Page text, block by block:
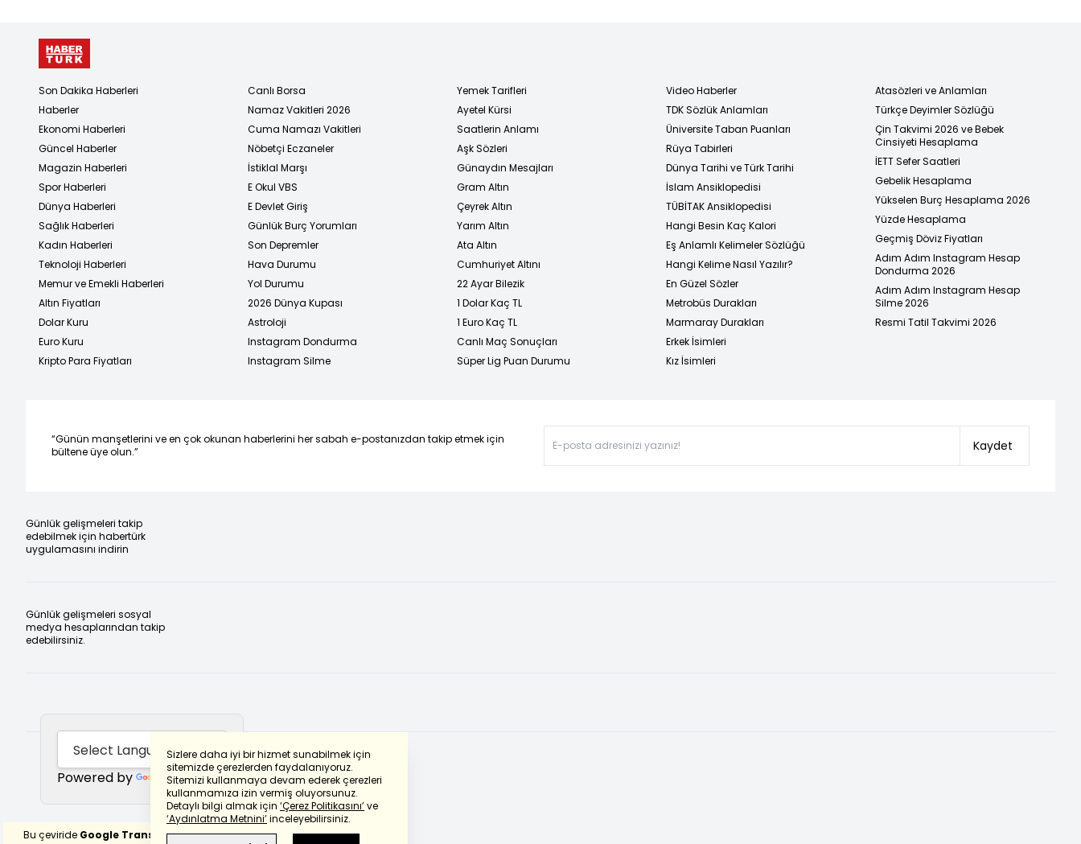
Sizlere daha iyi bir hizmet sunabilmek için
sitemizde çerezlerden faydalanıyoruz.
Sitemizi kullanmaya devam ederek çerezleri
kullanmamıza izin vermiş oluyorsunuz.
Detaylı bilgi almak için ‘Çerez Politikasını’ve
‘Aydınlatma Metnini’inceleyebilirsiniz.
Son Dakika Haberleri
Haberler
Ekonomi Haberleri
Güncel Haberler
Magazin Haberleri
Spor Haberleri
Dünya Haberleri
Sağlık Haberleri
Kadın Haberleri
Teknoloji Haberleri
Memur ve Emekli Haberleri
Altın Fiyatları
Dolar Kuru
Euro Kuru
Kripto Para Fiyatları
Canlı Borsa
Namaz Vakitleri 2026
Cuma Namazı Vakitleri
Nöbetçi Eczaneler
İstiklal Marşı
E Okul VBS
E Devlet Giriş
Günlük Burç Yorumları
Son Depremler
Hava Durumu
Yol Durumu
2026 Dünya Kupası
Astroloji
Instagram Dondurma
Instagram Silme
Yemek Tarifleri
Ayetel Kürsi
Saatlerin Anlamı
Aşk Sözleri
Günaydın Mesajları
Gram Altın
Çeyrek Altın
Yarım Altın
Ata Altın
Cumhuriyet Altını
22 Ayar Bilezik
1 Dolar Kaç TL
1 Euro Kaç TL
Canlı Maç Sonuçları
Süper Lig Puan Durumu
Video Haberler
TDK Sözlük Anlamları
Üniversite Taban Puanları
Rüya Tabirleri
Dünya Tarihi ve Türk Tarihi
İslam Ansiklopedisi
TÜBİTAK Ansiklopedisi
Hangi Besin Kaç Kalori
Eş Anlamlı Kelimeler Sözlüğü
Hangi Kelime Nasıl Yazılır?
En Güzel Sözler
Metrobüs Durakları
Marmaray Durakları
Erkek İsimleri
Kız İsimleri
Atasözleri ve Anlamları
Türkçe Deyimler Sözlüğü
Çin Takvimi 2026 ve Bebek
Cinsiyeti Hesaplama
İETT Sefer Saatleri
Gebelik Hesaplama
Yükselen Burç Hesaplama 2026
Yüzde Hesaplama
Geçmiş Döviz Fiyatları
Adım Adım Instagram Hesap
Dondurma 2026
Adım Adım Instagram Hesap
Silme 2026
Resmi Tatil Takvimi 2026
“Günün manşetlerini ve en çok okunan haberlerini her sabah e-postanızdan takip etmek için
bültene üye olun.”
Kaydet
Günlük gelişmeleri takip
edebilmek için habertürk
uygulamasını indirin
Günlük gelişmeleri sosyal
medya hesaplarından takip
edebilirsiniz.
Powered by Translate
Bu çeviride Google Transletekullanılmıştır.